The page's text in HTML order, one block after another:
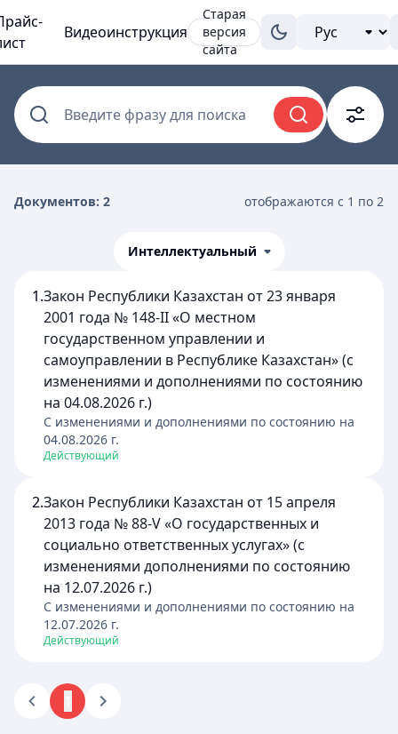
Видеоинструкция
Старая
версия
сайта
Введите фразу для поиска
Документов: 2 отображаются с 1 по 2
Интеллектуальный
1.Закон Республики Казахстан от 23 января
2001 года № 148-II «О местном
государственном управлении и
самоуправлении в Республике Казахстан» (с
изменениями и дополнениями по состоянию
на 04.08.2026 г.)
C изменениями и дополнениями по состоянию на
04.08.2026 г.
Действующий
2.Закон Республики Казахстан от 15 апреля
2013 года № 88-V «О государственных и
социально ответственных услугах» (с
изменениями дополнениями по состоянию
на 12.07.2026 г.)
C изменениями и дополнениями по состоянию на
12.07.2026 г.
Действующий